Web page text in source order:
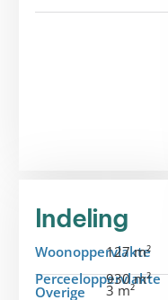
Indeling
Woonoppervlakte
127 m²
Perceeloppervlakte
930 m²
Overige
3 m²